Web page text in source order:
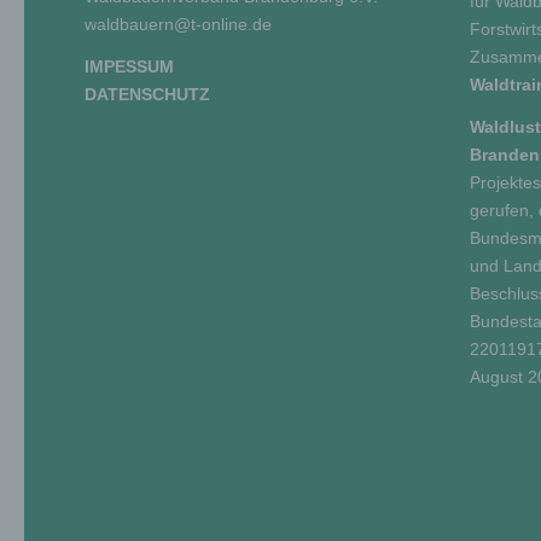
waldbauern@t-online.de
IMPESSUM
DATENSCHUTZ
Projektes
gerufen,
und
August
c)
mit
das
d)